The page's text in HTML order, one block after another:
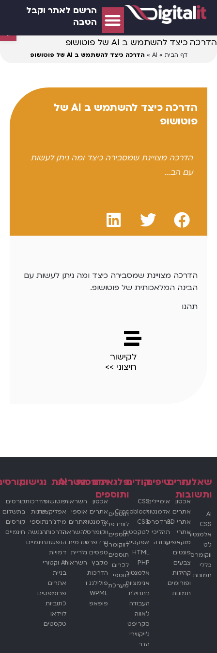
הרשם לאתר וקבל
הטבה
הדרכה כיצד להשתמש ב AI של פוטושופ
דף הבית »
AI
» הדרכה כיצד להשתמש ב AI של פוטושופ
הדרכה כיצד להשתמש ב AI של
פוטושופ
הדרכה מצויינת שמסבירה כיצד ומה ניתן לעשות
עם הב...
הדרכה מצויינת שמסבירה כיצד ומה ניתן לעשות עם
הבינה המלאכותית של פוטושופ.
תהנו
לקישור
חיצוני >>
שאלות
ותשובות
AI
CSS
אלמנטור
ג'ט
ווקומרס
כללי
תמונות
עזרים
אכסון
אתרים
אתרי 3D
אתרי
מוקאפים
פונטים
צבעים
קהילות
ופורומים
תמונות
טיפים
אימיילים
אלמנטור
וורדפרס
תהליכי
עבודה
קודים
CSS
Crocoblock
CSS
לטקסטים
אפקטים
HTML
PHP
אלמנטור
אנימציות
בתחילת
העבודה
ג'אווה
סקריפט
ג'ייקווירי
הדר
פלגאינים
ותוספים
תוספים
לוורדפרס
תוספים
לווקומרס
תוספים
לכרום
תוספי
מערכת
הדרכות
אכסון
אתרים
אלמנטור
ווקומרס
וורדפרס
טפסים
מקבץ
הדרכות
פולילנג ו
WPML
פופאפ
השראות
השראות
אוספי
אתרים
להשראה
תדמית
גלריית
השראות
AI
פוטושופ
אפליקציות
מידג'רני
הדרכות
הנפשת
דמויות
AI וקטורי
בניית
אתרים
פרומפטים
כתוביות
לוידאו
טקסטים
נגישות
הדרכות
שונות
תוספי
הנגשה
חינמיים
קורסים
בתשלום
קורסים
חינמיים